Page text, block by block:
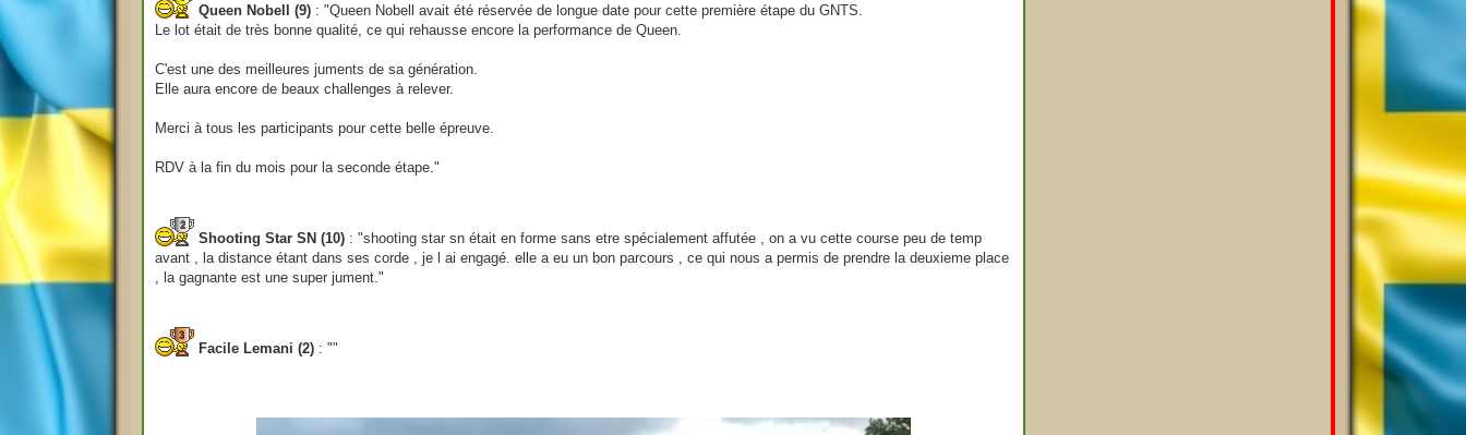
Queen Nobell (9) : "Queen Nobell avait été réservée de longue date pour cette première étape du GNTS.
Le lot était de très bonne qualité, ce qui rehausse encore la performance de Queen.
C'est une des meilleures juments de sa génération.
Elle aura encore de beaux challenges à relever.
Merci à tous les participants pour cette belle épreuve.
RDV à la fin du mois pour la seconde étape."
Shooting Star SN (10) : "shooting star sn était en forme sans etre spécialement affutée , on a vu cette course peu de temp
avant , la distance étant dans ses corde , je l ai engagé. elle a eu un bon parcours , ce qui nous a permis de prendre la deuxieme place
, la gagnante est une super jument."
Facile Lemani (2) : ""